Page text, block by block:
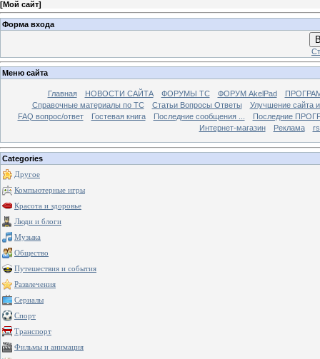
[Мой сайт]
Форма входа
Меню сайта
Главная НОВОСТИ САЙТА ФОРУМЫ TC ФОРУМ AkelPad
Справочные материалы по TС
Статьи Вопросы Ответы
Улучшение сайта
FAQ вопрос/ответ
Гостевая книга Последние сообщения ...
Последние
Интернет-магазин
Реклама
Categories
Другое
Компьютерные игры
Красота и здоровье
Люди и блоги
Музыка
Общество
Путешествия и события
Развлечения
Сериалы
Спорт
Транспорт
Фильмы и анимация